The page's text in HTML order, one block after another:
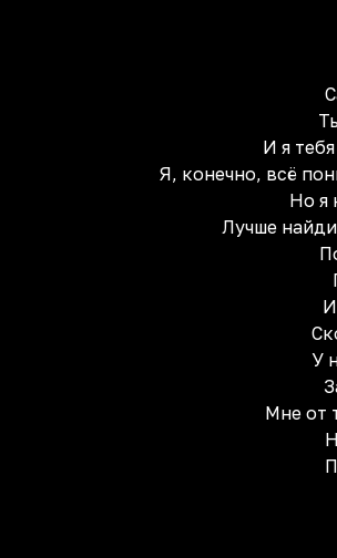
И я
Я, конечно, всё
Но я
Лучше
У
Мне от